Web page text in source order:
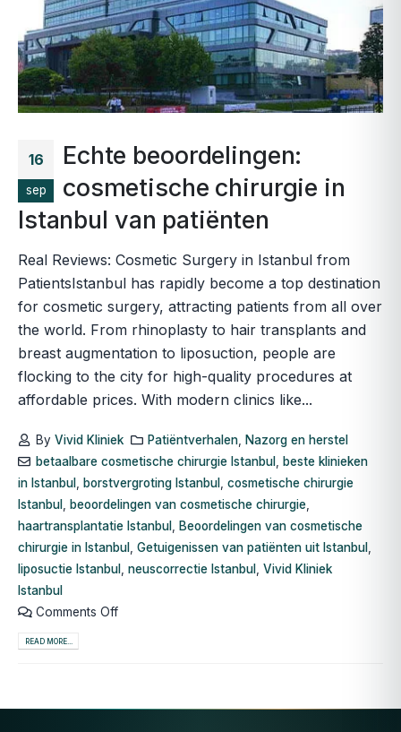
16
sep
Echte beoordelingen:
cosmetische chirurgie in
Istanbul van patiënten
Real Reviews: Cosmetic Surgery in Istanbul from
PatientsIstanbul has rapidly become a top destination
for cosmetic surgery, attracting patients from all over
the world. From rhinoplasty to hair transplants and
breast augmentation to liposuction, people are
flocking to the city for high-quality procedures at
affordable prices. With modern clinics like...
By Vivid Kliniek Patiëntverhalen
Nazorg en herstel
betaalbare cosmetische chirurgie Istanbul
beste klinieken
in Istanbul
borstvergroting Istanbul
cosmetische chirurgie
Istanbul
beoordelingen van cosmetische chirurgie
haartransplantatie Istanbul
Beoordelingen van cosmetische
chirurgie in Istanbul
Getuigenissen van patiënten uit Istanbul
liposuctie Istanbul
neuscorrectie Istanbul
Vivid Kliniek
Istanbul
Comments Off
READ MORE...